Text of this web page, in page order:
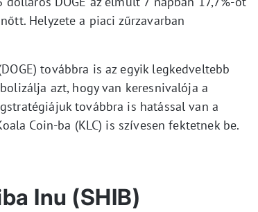
Helyzete a piaci zűrzavarban
továbbra is az egyik legkedveltebb
azt, hogy van keresnivalója a
továbbra is hatással van a
Coin-ba (KLC) is szívesen fektetnek be.
Inu (SHIB)